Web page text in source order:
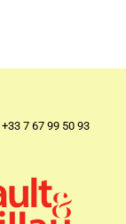
+33 7 67 99 50 93